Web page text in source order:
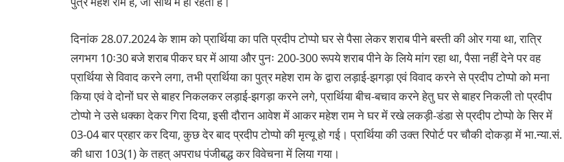
दिनांक 28.07.2024 के शाम को प्रार्थिया का पति प्रदीप टोप्पो घर से पैसा लेकर शराब पीने बस्ती की ओर गया था, रात्रि
लगभग 10ः30 बजे शराब पीकर घर में आया और पुनः 200-300 रूपये शराब पीने के लिये मांग रहा था, पैसा नहीं देने पर वह
प्रार्थिया से विवाद करने लगा, तभी प्रार्थिया का पुत्र महेश राम के द्वारा लड़ाई-झगड़ा एवं विवाद करने से प्रदीप टोप्पो को मना
किया एवं वे दोनों घर से बाहर निकलकर लड़ाई-झगड़ा करने लगे, प्रार्थिया बीच-बचाव करने हेतु घर से बाहर निकली तो प्रदीप
टोप्पो ने उसे धक्का देकर गिरा दिया, इसी दौरान आवेश में आकर महेश राम ने घर में रखे लकड़ी-डंडा से प्रदीप टोप्पो के सिर में
03-04 बार प्रहार कर दिया, कुछ देर बाद प्रदीप टोप्पो की मृत्यू हो गई। प्रार्थिया की उक्त रिपोर्ट पर चौकी दोकड़ा में भा.न्या.सं.
की धारा 103(1) के तहत् अपराध पंजीबद्ध कर विवेचना में लिया गया।